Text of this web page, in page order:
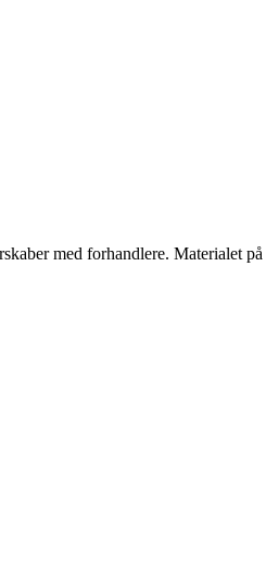
med forhandlere. Materialet